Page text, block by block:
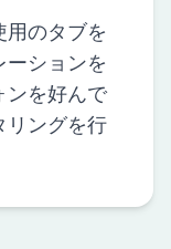
のタブを
ションを
ンを好んで
リングを行